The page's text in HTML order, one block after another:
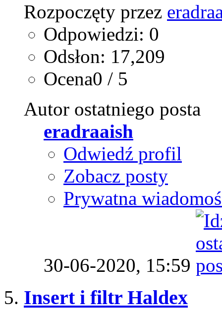
Rozpoczęty przez
Odpowiedzi: 0
Odsłon: 17,209
Ocena0 / 5
Autor ostatniego posta
eradraaish
Odwiedź profil
Zobacz posty
Prywatna
30-06-2020, 15:59
Insert i filtr Haldex